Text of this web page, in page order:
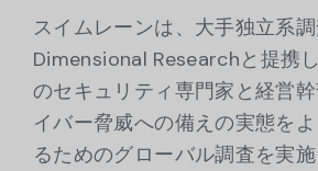
スイムレーンは、大手独立系
Dimensional Researchと提携
のセキュリティ専門家と経営
イバー脅威への備えの実態を
るためのグローバル調査を実